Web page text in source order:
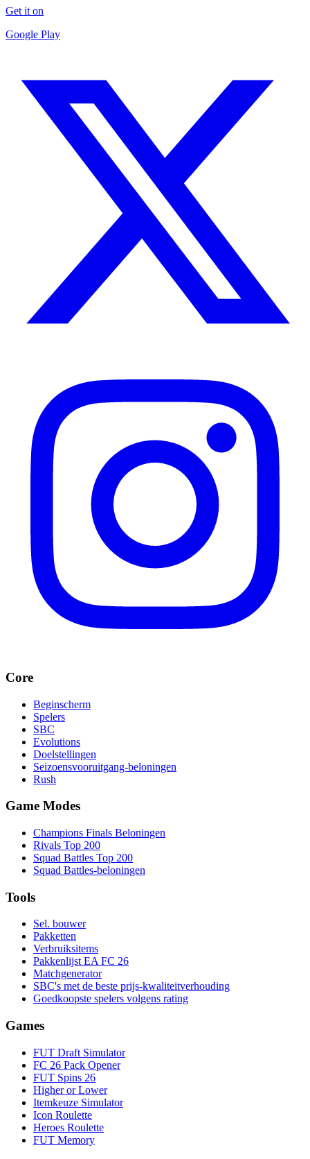
Get it on
Google Play
Core
Beginscherm
Spelers
SBC
Evolutions
Doelstellingen
Seizoensvooruitgang-beloningen
Rush
Game Modes
Champions Finals Beloningen
Rivals Top 200
Squad Battles Top 200
Squad Battles-beloningen
Tools
Sel. bouwer
Pakketten
Verbruiksitems
Pakkenlijst EA FC 26
Matchgenerator
SBC's met de beste prijs-kwaliteitverhouding
Goedkoopste spelers volgens rating
Games
FUT Draft Simulator
FC 26 Pack Opener
FUT Spins 26
Higher or Lower
Itemkeuze Simulator
Icon Roulette
Heroes Roulette
FUT Memory